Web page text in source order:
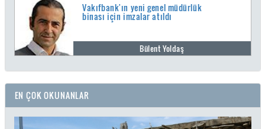
Vakıfbank'ın yeni genel müdürlük
binası için imzalar atıldı
Bülent Yoldaş
EN ÇOK OKUNANLAR